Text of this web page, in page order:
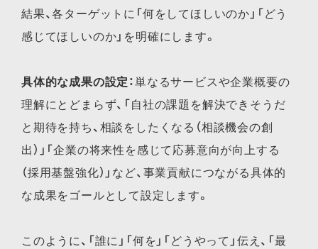
結果、各ターゲットに「何をしてほしいのか」「どう
感じてほしいのか」を明確にします。
具体的な成果の設定：単なるサービスや企業概要の
理解にとどまらず、「自社の課題を解決できそうだ
と期待を持ち、相談をしたくなる（相談機会の創
出）」「企業の将来性を感じて応募意向が向上する
（採用基盤強化）」など、事業貢献につながる具体的
な成果をゴールとして設定します。
このように、「誰に」「何を」「どうやって」伝え、「最